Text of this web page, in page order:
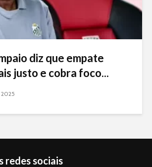
diz que empate
justo e cobra foco...
redes sociais